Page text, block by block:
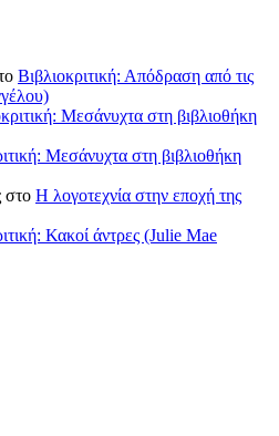
Βιβλιοκριτική: Απόδραση από τις
Μεσάνυχτα στη βιβλιοθήκη
Μεσάνυχτα στη βιβλιοθήκη
στο Η λογοτεχνία στην εποχή της
Κακοί άντρες (Julie Mae